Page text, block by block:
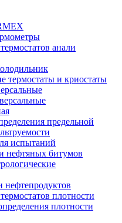
анали
термостаты и криостаты
предельной
испытаний
нефтяных битумов
нефтепродуктов
плотности
плотности